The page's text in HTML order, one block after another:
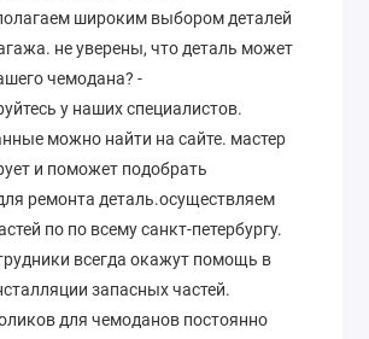
широким выбором деталей
не уверены, что деталь может
чемодана? -
у наших специалистов.
можно найти на сайте. мастер
и поможет подобрать
ремонта деталь.осуществляем
по по всему санкт-петербургу.
всегда окажут помощь в
запасных частей.
для чемоданов постоянно